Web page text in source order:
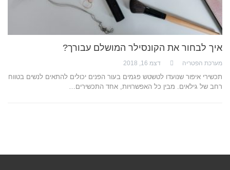
איך לבחור את הקונסילר המושלם עבורך?
מערכת הפטריה דצמ 16, 2018
תכשירי איפור שנועדו לטשטש פגמים בעור הפנים יכולים להתאים לנשים בטווח
רחב של גילאים. מבין כל האפשרויות, אחד התכשירים…